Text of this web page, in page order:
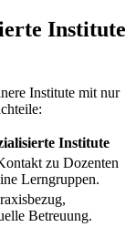
Institute
Institute mit nur
Institute
zu Dozenten
Lerngruppen.
Betreuung.